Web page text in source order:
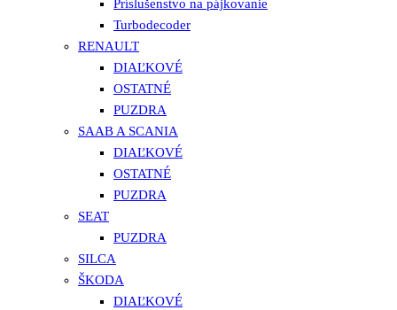
Príslušenstvo na pájkovanie
Turbodecoder
RENAULT
DIAĽKOVÉ
OSTATNÉ
PUZDRA
SAAB A SCANIA
DIAĽKOVÉ
OSTATNÉ
PUZDRA
SEAT
PUZDRA
SILCA
ŠKODA
DIAĽKOVÉ